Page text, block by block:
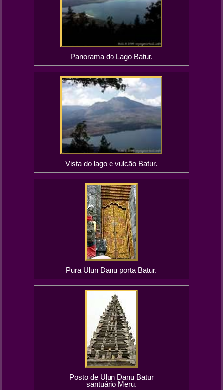
Panorama do Lago Batur.
Vista do lago e vulcão Batur.
Pura Ulun Danu porta Batur.
Posto de Ulun Danu Batur
santuário Meru.